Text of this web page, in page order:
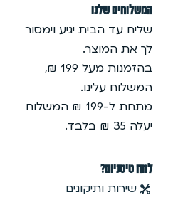
המשלוחים שלנו
שליח עד הבית יגיע וימסור
לך את המוצר.
בהזמנות מעל 199 ₪,
המשלוח עלינו.
מתחת ל-199 ₪ המשלוח
יעלה 35 ₪ בלבד.
למה טיטניום?
שירות ותיקונים